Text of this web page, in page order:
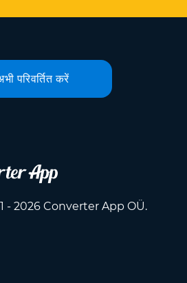
परिवर्तित करें
- 2026 Converter App OÜ.